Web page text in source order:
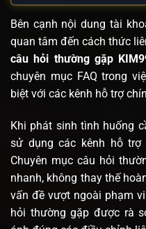
Bên cạnh nội dung tài
quan tâm đến cách thức
câu hỏi thường gặp
chuyên mục FAQ trong
biệt với các kênh hỗ trợ
Khi phát sinh tình huống
sử dụng các kênh hỗ
Chuyên mục câu hỏi
nhanh, không thay thế
vấn đề vượt ngoài phạm
hỏi thường gặp được rà